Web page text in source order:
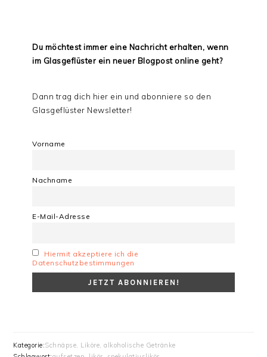
Du möchtest immer eine Nachricht erhalten, wenn
im Glasgeflüster ein neuer Blogpost online geht?
Dann trag dich hier ein und abonniere so den
Glasgeflüster Newsletter!
Vorname
Nachname
E-Mail-Adresse
Hiermit akzeptiere ich die
Datenschutzbestimmungen
Kategorie:Schnäpse, Liköre, alkoholische Getränke